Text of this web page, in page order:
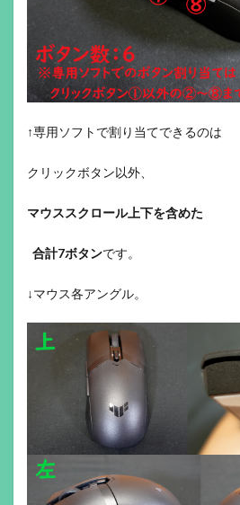
↑専用ソフトで割り当てできるのは
クリックボタン以外、
マウススクロール上下を含めた
合計7ボタンです。
↓マウス各アングル。